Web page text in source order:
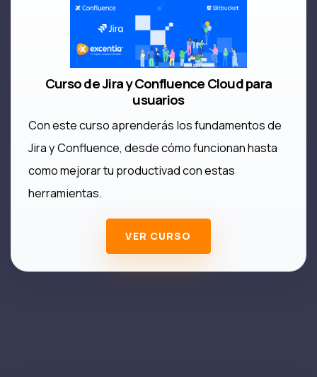
Curso de Jira y Confluence Cloud para
usuarios
Con este curso aprenderás los fundamentos de
Jira y Confluence, desde cómo funcionan hasta
como mejorar tu productivad con estas
herramientas.
VER CURSO